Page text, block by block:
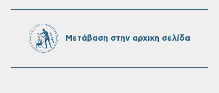
Μετάβαση στην αρχικη σελίδα